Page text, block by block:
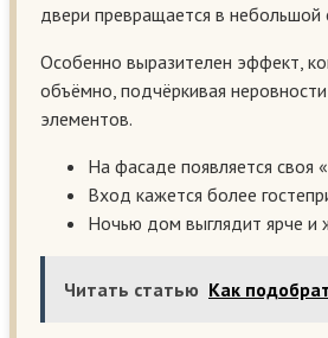
двери превращается в небольшой
Особенно выразителен эффект,
объёмно, подчёркивая
элементов.
На фасаде появляется своя
Вход кажется более
Ночью дом выглядит ярче и
Читать статью Как